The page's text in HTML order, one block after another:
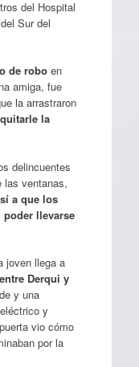
del Hospital
Sur del
de roboen
amiga, fue
la arrastraron
la
delincuentes
las ventanas,
a que los
poder llevarse
joven llega a
Derqui y
y una
y
vio cómo
por la